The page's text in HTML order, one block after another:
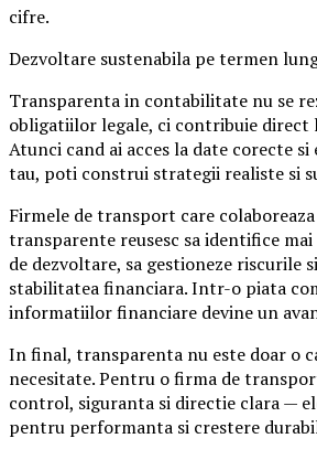
cifre.
Dezvoltare sustenabila pe termen
Transparenta in contabilitate nu se
obligatiilor legale, ci contribuie direct
Atunci cand ai acces la date corecte
tau, poti construi strategii realiste si
Firmele de transport care
transparente reusesc sa identifice
de dezvoltare, sa gestioneze riscurile
stabilitatea financiara. Intr-o piata
informatiilor financiare devine un
In final, transparenta nu este doar o
necesitate. Pentru o firma de
control, siguranta si directie clara —
pentru performanta si crestere